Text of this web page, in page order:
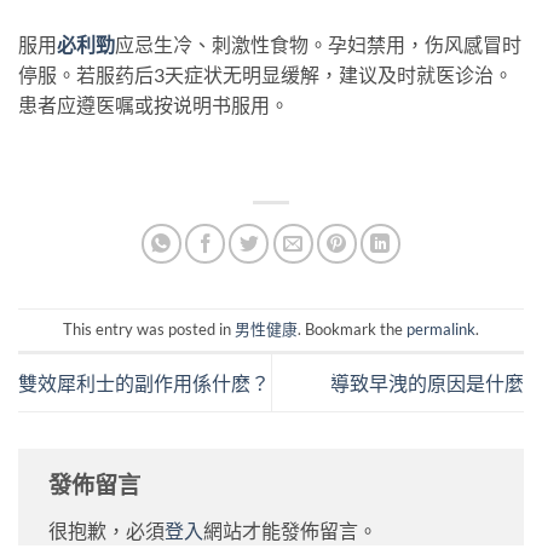
服用必利勁应忌生冷、刺激性食物。孕妇禁用，伤风感冒时
停服。若服药后3天症状无明显缓解，建议及时就医诊治。
患者应遵医嘱或按说明书服用。
This entry was posted in 男性健康. Bookmark the permalink.
雙效犀利士的副作用係什麽？ 導致早洩的原因是什麼
發佈留言
很抱歉，必須登入網站才能發佈留言。